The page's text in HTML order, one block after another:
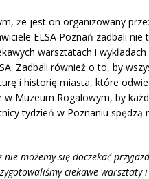
że jest on organizowany
ELSA Poznań zadbali
warsztatach i
Zadbali również o to, by
i historię miasta, które
Muzeum Rogalowym, by
tydzień w Poznaniu spędzą
nie możemy się doczekać
ciekawe warsztaty